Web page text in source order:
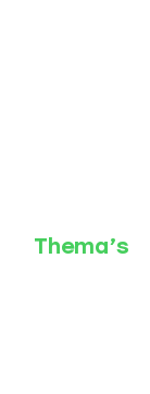
Thema’s